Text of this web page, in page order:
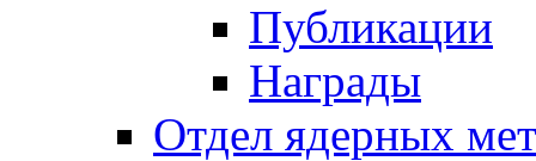
Публикации
Награды
Отдел ядерных